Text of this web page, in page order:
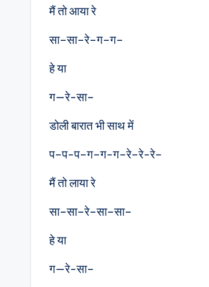
मैं तो आया रे
सा–सा–रे–ग–ग–
हे या
ग—रे-सा–
डोली बारात भी साथ में
प–प-प–ग–ग-ग–रे–रे-रे–
मैं तो लाया रे
सा–सा–रे–सा–सा–
हे या
ग—रे-सा–